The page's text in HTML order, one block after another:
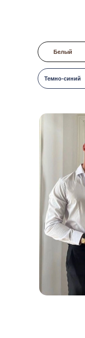
Белый
Темно-синий